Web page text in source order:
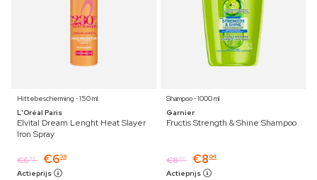
Hittebescherming ⋅ 150 ml
L'Oréal Paris
Elvital Dream Lenght Heat Slayer
Iron Spray
€659 €639
Actieprijs
Shampoo ⋅ 1000 ml
Garnier
Fructis Strength & Shine Shampoo
€829 €8 04
Actieprijs